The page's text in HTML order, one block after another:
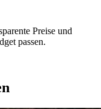
Preise und
passen.